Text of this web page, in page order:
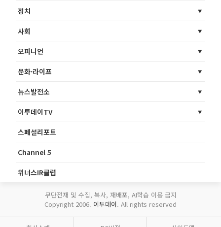
정치
사회
오피니언
문화·라이프
뉴스발전소
이투데이TV
스페셜리포트
Channel 5
위너스IR클럽
무단전재 및 수집, 복사, 재배포, AI학습 이용 금지
Copyright 2006. 이투데이. All rights reserved